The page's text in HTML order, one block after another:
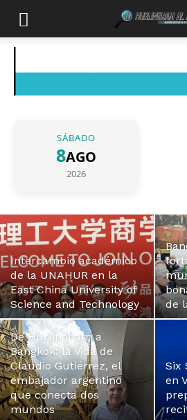
SÁBADO
8AGO
2026
Intercambio académico
de la UNAHUR en la
East China University of
Science and Technology
de
De Hurlingham a
Bangkok: la vida de
Claudio Gutiérrez, el
embajador argentino
que conecta dos
mundos
Six
en